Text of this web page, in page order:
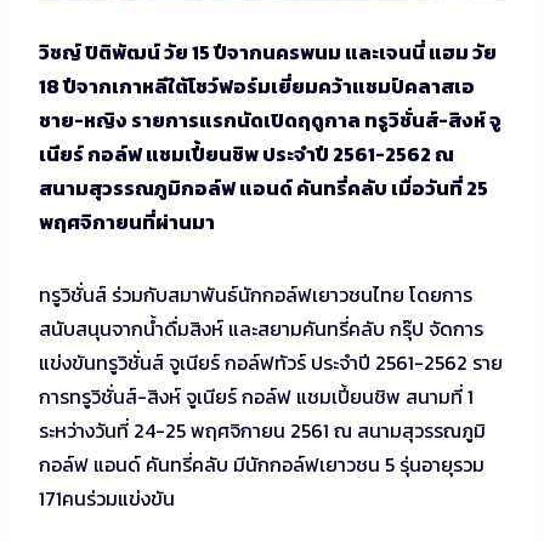
วิชญ์ ปิติพัฒน์ วัย 15 ปีจากนครพนม และเจนนี่ แฮม วัย
18 ปีจากเกาหลีใต้โชว์ฟอร์มเยี่ยมคว้าแชมป์คลาสเอ
ชาย-หญิง รายการแรกนัดเปิดฤดูกาล ทรูวิชั่นส์-สิงห์ จู
เนียร์ กอล์ฟ แชมเปี้ยนชิพ ประจำปี 2561-2562 ณ
สนามสุวรรณภูมิกอล์ฟ แอนด์ คันทรี่คลับ เมื่อวันที่ 25
พฤศจิกายนที่ผ่านมา
ทรูวิชั่นส์ ร่วมกับสมาพันธ์นักกอล์ฟเยาวชนไทย โดยการ
สนับสนุนจากน้ำดื่มสิงห์ และสยามคันทรี่คลับ กรุ๊ป จัดการ
แข่งขันทรูวิชั่นส์ จูเนียร์ กอล์ฟทัวร์ ประจำปี 2561-2562 ราย
การทรูวิชั่นส์-สิงห์ จูเนียร์ กอล์ฟ แชมเปี้ยนชิพ สนามที่ 1
ระหว่างวันที่ 24-25 พฤศจิกายน 2561 ณ สนามสุวรรณภูมิ
กอล์ฟ แอนด์ คันทรี่คลับ มีนักกอล์ฟเยาวชน 5 รุ่นอายุรวม
171คนร่วมแข่งขัน